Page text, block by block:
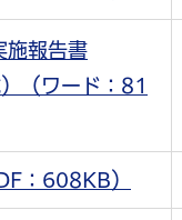
施報告書
（ワード：81
：608KB）